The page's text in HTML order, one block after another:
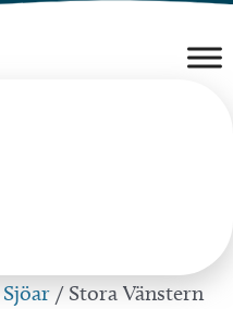
Sjöar / Stora Vänstern